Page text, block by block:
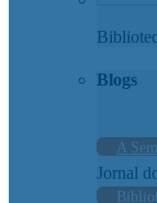
Blogs
A
Jornal